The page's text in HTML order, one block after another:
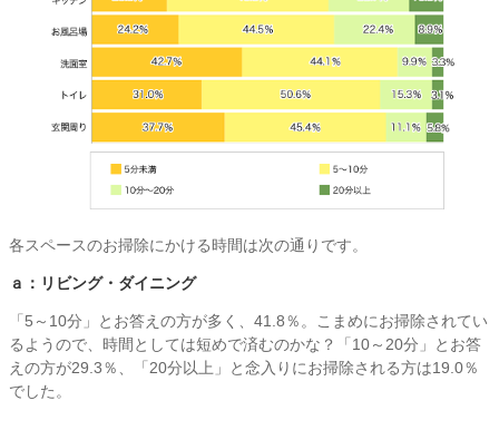
各スペースのお掃除にかける時間は次の通りです。
ａ：リビング・ダイニング
「5～10分」とお答えの方が多く、41.8％。こまめにお掃除されてい
るようので、時間としては短めで済むのかな？「10～20分」とお答
えの方が29.3％、「20分以上」と念入りにお掃除される方は19.0％
でした。